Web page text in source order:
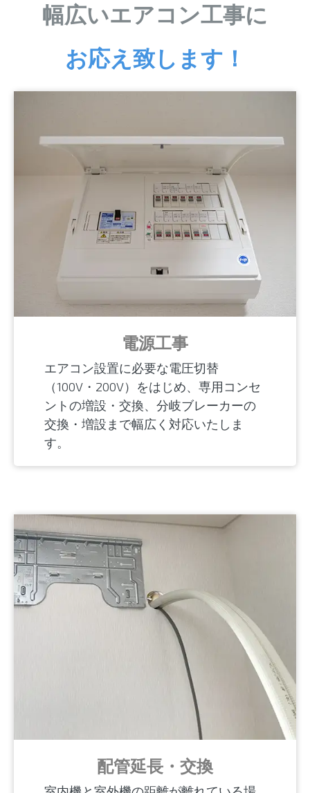
幅広いエアコン工事に
お応え致します！
電源工事
エアコン設置に必要な電圧切替
（100V・200V）をはじめ、専用コンセ
ントの増設・交換、分岐ブレーカーの
交換・増設まで幅広く対応いたしま
す。
配管延長・交換